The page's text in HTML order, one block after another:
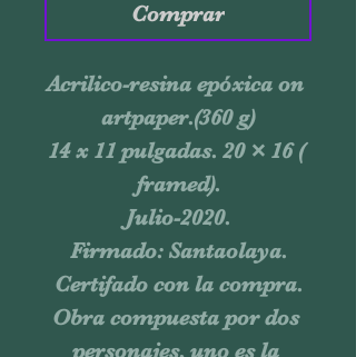
Comprar
Acrilico-resina epóxica on
artpaper.(360 g)
14 x 11 pulgadas. 20 × 16 (
framed).
Julio-2020.
Firmado: Santaolaya.
Certifado con la compra.
Obra compuesta por dos
personajes, uno es la